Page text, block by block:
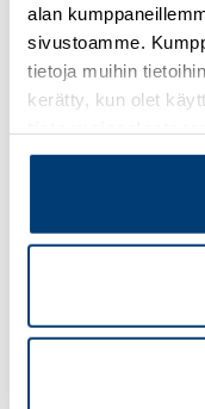
alan
sivustoamme.
tietoja muihin
kerätty, kun olet
TUTUSTU MYÖS